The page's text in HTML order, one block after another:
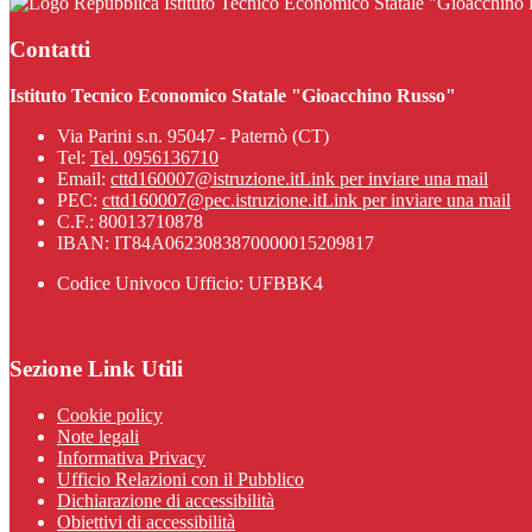
Contatti
Istituto Tecnico Economico Statale "Gioacchino Russo"
Via Parini s.n. 95047 - Paternò (CT)
Tel: Tel. 0956136710
Email: cttd160007@istruzione.itLink per inviare una mail
PEC: cttd160007@pec.istruzione.itLink per inviare una mail
C.F.: 80013710878
IBAN: IT84A0623083870000015209817
Codice Univoco Ufficio: UFBBK4
Sezione Link Utili
Cookie policy
Note legali
Informativa Privacy
Ufficio Relazioni con il Pubblico
Dichiarazione di accessibilità
Obiettivi di accessibilità